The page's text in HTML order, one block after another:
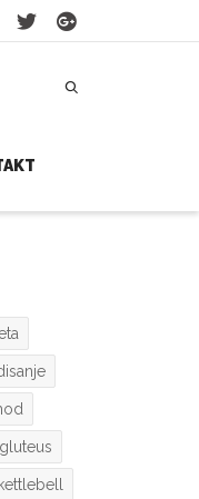
gluteus
kettlebell